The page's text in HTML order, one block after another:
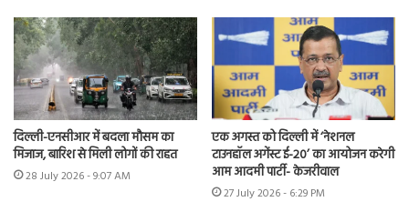
दिल्ली-एनसीआर में बदला मौसम का
मिजाज, बारिश से मिली लोगों की राहत
28 July 2026 - 9:07 AM
एक अगस्त को दिल्ली में ‘नेशनल
टाउनहॉल अगेंस्ट ई-20’ का आयोजन करेगी
आम आदमी पार्टी- केजरीवाल
27 July 2026 - 6:29 PM